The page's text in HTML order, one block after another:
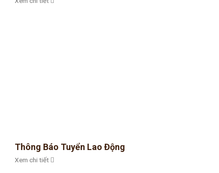
Thông Báo Tuyển Lao Động
Xem chi tiết